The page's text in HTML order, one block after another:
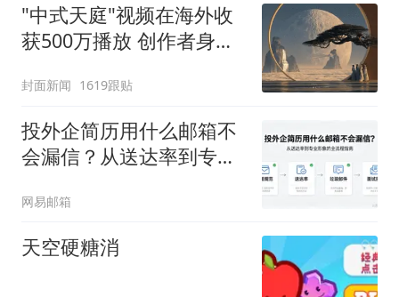
"中式天庭"视频在海外收
获500万播放 创作者身份
封面新闻 1619跟贴
投外企简历用什么邮箱不
会漏信？从送达率到专业
网易邮箱
天空硬糖消